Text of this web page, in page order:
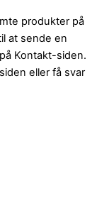
produkter på
at sende en
Kontakt-siden.
eller få svar